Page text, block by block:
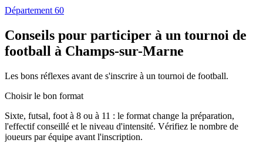
Département 60
Conseils pour participer à un tournoi de
football à Champs-sur-Marne
Les bons réflexes avant de s'inscrire à un tournoi de football.
Choisir le bon format
Sixte, futsal, foot à 8 ou à 11 : le format change la préparation,
l'effectif conseillé et le niveau d'intensité. Vérifiez le nombre de
joueurs par équipe avant l'inscription.